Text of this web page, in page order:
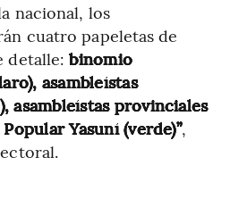
nacional, los
cuatro papeletas de
detalle:binomio
asambleístas
asambleístas provinciales
Yasuní (verde)”,